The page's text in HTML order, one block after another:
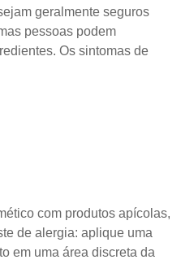
geralmente seguros
pessoas podem
Os sintomas de
com produtos apícolas,
de alergia: aplique uma
em uma área discreta da